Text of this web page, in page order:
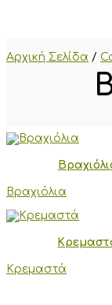
Αρχική Σελίδα /
Βραχιόλια
Κρεμαστά